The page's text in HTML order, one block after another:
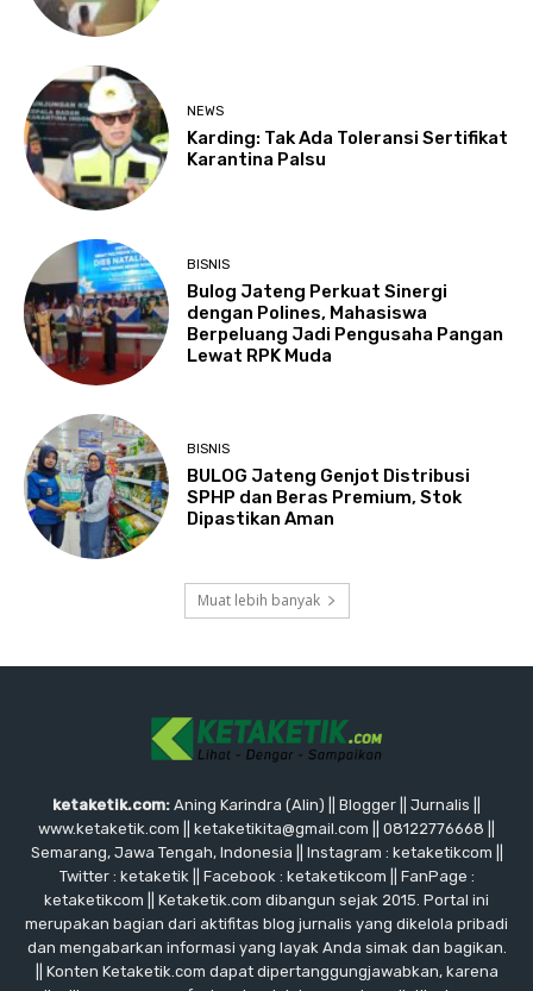
NEWS
Karding: Tak Ada Toleransi Sertifikat
Karantina Palsu
BISNIS
Bulog Jateng Perkuat Sinergi
dengan Polines, Mahasiswa
Berpeluang Jadi Pengusaha Pangan
Lewat RPK Muda
BISNIS
BULOG Jateng Genjot Distribusi
SPHP dan Beras Premium, Stok
Dipastikan Aman
Muat lebih banyak
ketaketik.com: Aning Karindra (Alin) || Blogger || Jurnalis ||
www.ketaketik.com || ketaketikita@gmail.com || 08122776668 ||
Semarang, Jawa Tengah, Indonesia || Instagram : ketaketikcom ||
Twitter : ketaketik || Facebook : ketaketikcom || FanPage :
ketaketikcom || Ketaketik.com dibangun sejak 2015. Portal ini
merupakan bagian dari aktifitas blog jurnalis yang dikelola pribadi
dan mengabarkan informasi yang layak Anda simak dan bagikan.
|| Konten Ketaketik.com dapat dipertanggungjawabkan, karena